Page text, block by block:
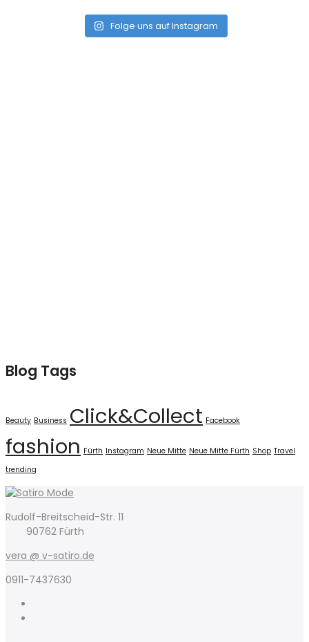
Folge uns auf Instagram
Blog Tags
Beauty Business Click&Collect Facebook
fashion Fürth Instagram Neue Mitte Neue Mitte Fürth Shop Travel
trending
Rudolf-Breitscheid-Str. 11
90762 Fürth
vera @ v-satiro.de
0911-7437630